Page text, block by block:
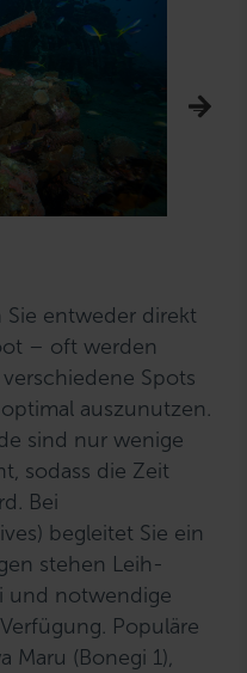
Sie entweder direkt
– oft werden
Spots
auszunutzen.
sind nur wenige
sodass die Zeit
Bei
begleitet Sie ein
stehen Leih-
und notwendige
Populäre
Maru (Bonegi 1),